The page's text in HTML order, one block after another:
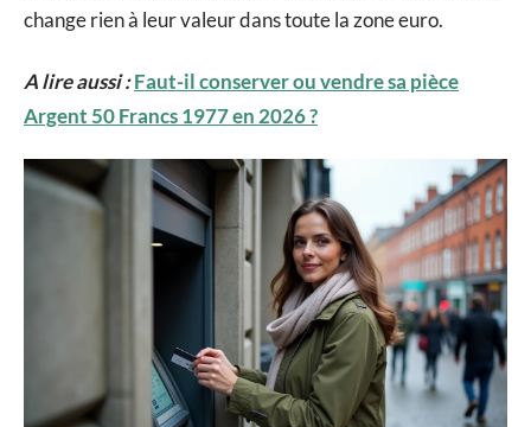
change rien à leur valeur dans toute la zone euro.
A lire aussi :Faut-il conserver ou vendre sa pièce
Argent 50 Francs 1977 en 2026 ?